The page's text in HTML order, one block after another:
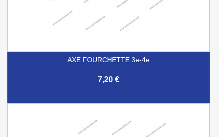
AXE FOURCHETTE 3e-4e
7,20 €